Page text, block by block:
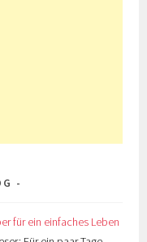
für ein einfaches Leben